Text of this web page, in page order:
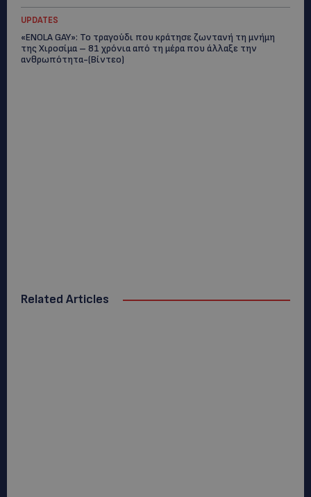
UPDATES
«ENOLA GAY»: Το τραγούδι που κράτησε ζωντανή τη μνήμη
της Χιροσίμα – 81 χρόνια από τη μέρα που άλλαξε την
ανθρωπότητα-(Bίντεο)
Related Articles